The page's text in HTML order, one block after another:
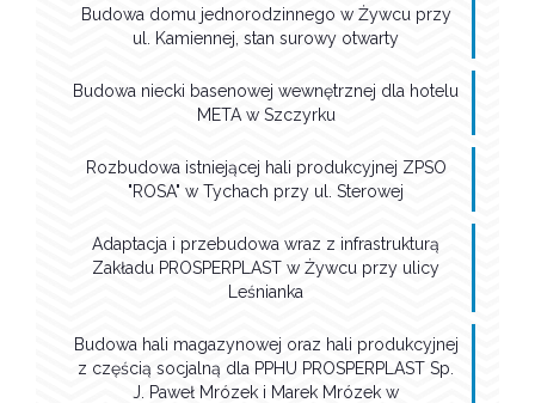
Budowa domu jednorodzinnego w Żywcu przy
ul. Kamiennej, stan surowy otwarty
Budowa niecki basenowej wewnętrznej dla hotelu
META w Szczyrku
Rozbudowa istniejącej hali produkcyjnej ZPSO
"ROSA" w Tychach przy ul. Sterowej
Adaptacja i przebudowa wraz z infrastrukturą
Zakładu PROSPERPLAST w Żywcu przy ulicy
Leśnianka
Budowa hali magazynowej oraz hali produkcyjnej
z częścią socjalną dla PPHU PROSPERPLAST Sp.
J. Paweł Mrózek i Marek Mrózek w